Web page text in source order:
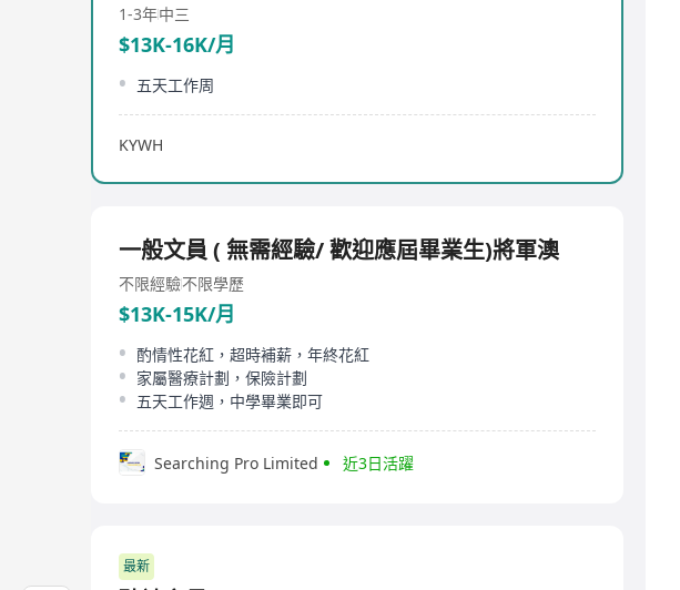
1-3年中三
$13K-16K/月
五天工作周
KYWH
一般文員 ( 無需經驗/ 歡迎應屆畢業生)將軍澳
不限經驗不限學歷
$13K-15K/月
酌情性花紅，超時補薪，年終花紅
家屬醫療計劃，保險計劃
五天工作週，中學畢業即可
Searching Pro Limited 近3日活躍
最新